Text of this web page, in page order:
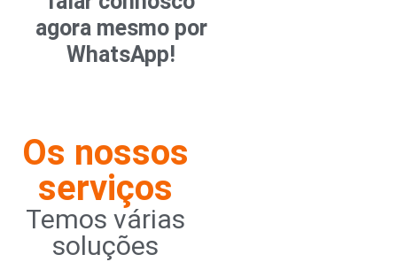
agora mesmo por
WhatsApp!
Os nossos
serviços
Temos várias
soluções